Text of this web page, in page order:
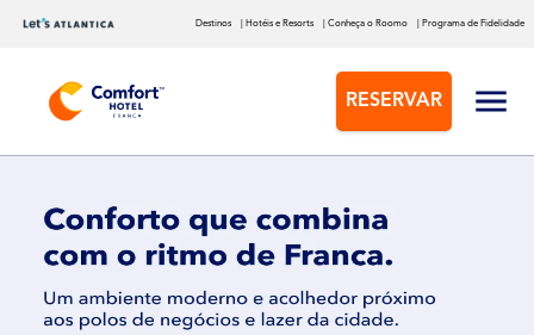
Destinos | Hotéis e Resorts | Conheça o Roomo | Programa de Fidelidade
RESERVAR